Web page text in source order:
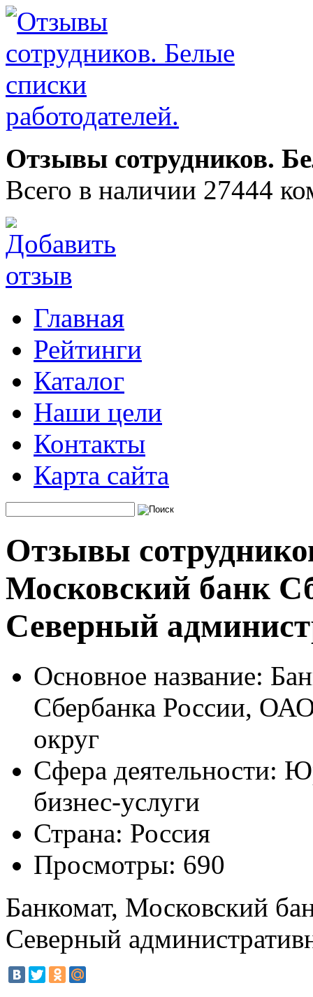
Отзывы сотрудников.
Всего в наличии 27444
Главная
Рейтинги
Каталог
Наши цели
Контакты
Карта сайта
Отзывы
Московский банк
Северный
Основное название:
Сбербанка России,
округ
Сфера деятельности:
бизнес-услуги
Страна: Россия
Просмотры: 690
Банкомат, Московский
Северный